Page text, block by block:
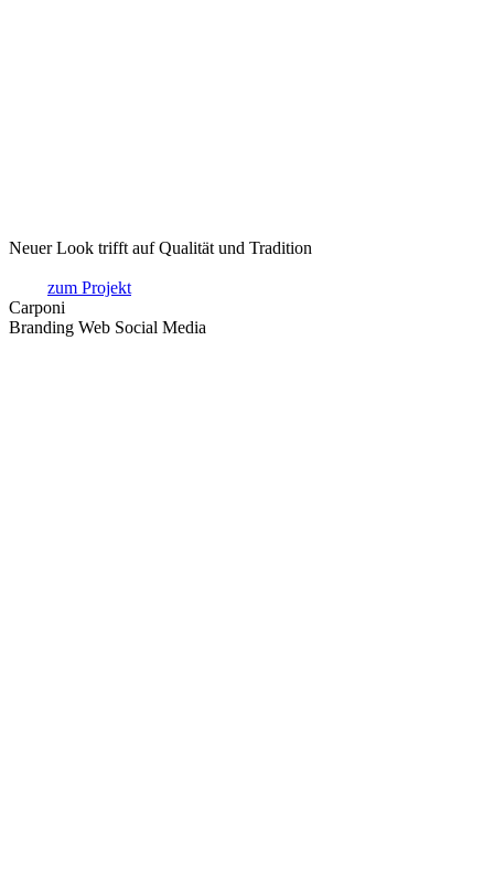
Neuer Look trifft auf Qualität und Tradition
zum Projekt
Carponi
Branding Web Social Media